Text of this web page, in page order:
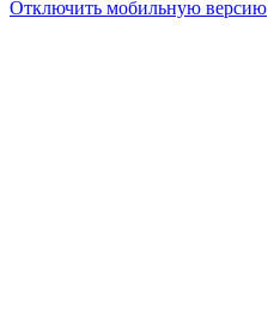
Отключить мобильную версию